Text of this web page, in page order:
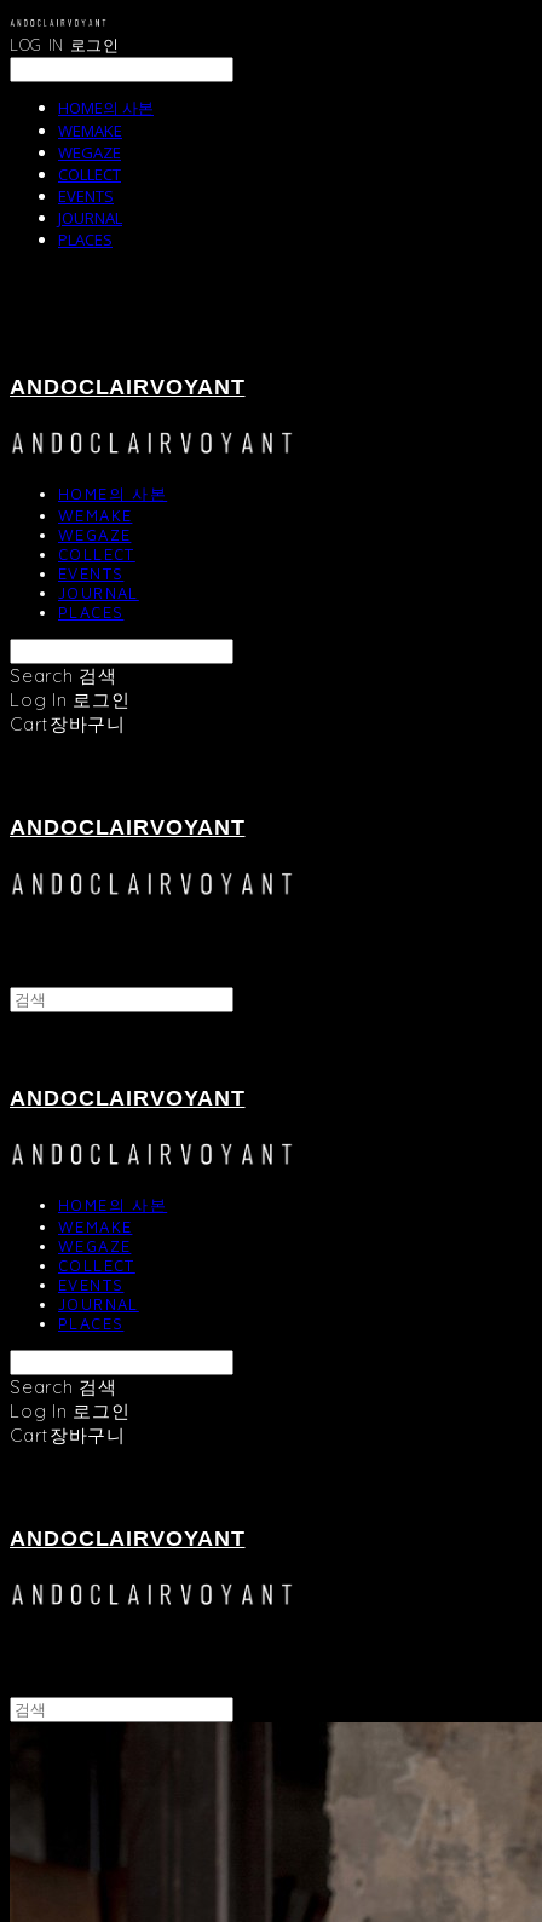
LOG IN 로그인
HOME의 사본
WEMAKE
WEGAZE
COLLECT
EVENTS
JOURNAL
PLACES
ANDOCLAIRVOYANT
HOME의 사본
WEMAKE
WEGAZE
COLLECT
EVENTS
JOURNAL
PLACES
Search 검색
Log In 로그인
Cart장바구니
ANDOCLAIRVOYANT
ANDOCLAIRVOYANT
HOME의 사본
WEMAKE
WEGAZE
COLLECT
EVENTS
JOURNAL
PLACES
Search 검색
Log In 로그인
Cart장바구니
ANDOCLAIRVOYANT